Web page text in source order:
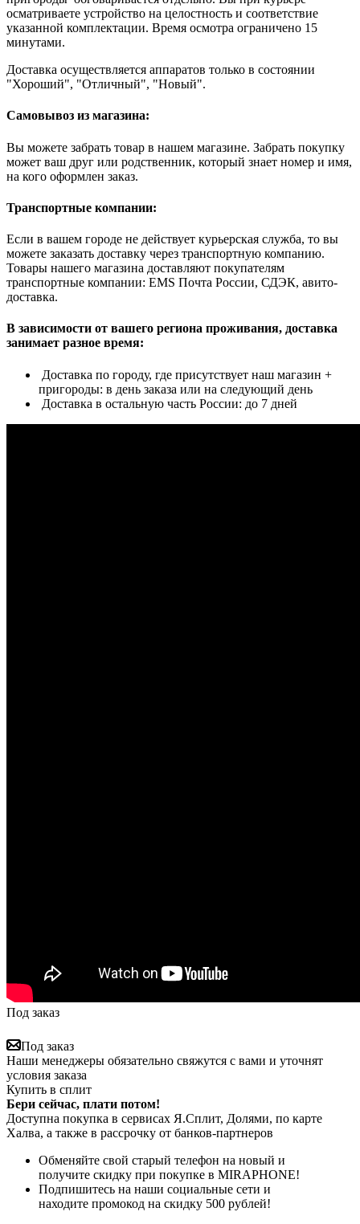
осматриваете устройство на целостность и соответствие
указанной комплектации. Время осмотра ограничено 15
минутами.
Доставка осуществляется аппаратов только в состоянии
"Хороший", "Отличный", "Новый".
Самовывоз из магазина:
Вы можете забрать товар в нашем магазине. Забрать покупку
может ваш друг или родственник, который знает номер и имя,
на кого оформлен заказ.
Транспортные компании:
Если в вашем городе не действует курьерская служба, то вы
можете заказать доставку через транспортную компанию.
Товары нашего магазина доставляют покупателям
транспортные компании: EMS Почта России, СДЭК, авито-
доставка.
В зависимости от вашего региона проживания, доставка
занимает разное время:
Доставка по городу, где присутствует наш магазин +
пригороды: в день заказа или на следующий день
Доставка в остальную часть России: до 7 дней
Под заказ
Под заказ
Наши менеджеры обязательно свяжутся с вами и уточнят
условия заказа
Купить в сплит
Бери сейчас, плати потом!
Доступна покупка в сервисах Я.Сплит, Долями, по карте
Халва, а также в рассрочку от банков-партнеров
Обменяйте свой старый телефон на новый и
получите скидку при покупке в MIRAPHONE!
Подпишитесь на наши социальные сети и
находите промокод на скидку 500 рублей!